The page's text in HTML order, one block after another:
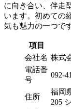
に向き合い、伴走
います。初めての
気も魅力の一つで
項目
会社名 株式
電話番
号
092-
住所
福岡
205